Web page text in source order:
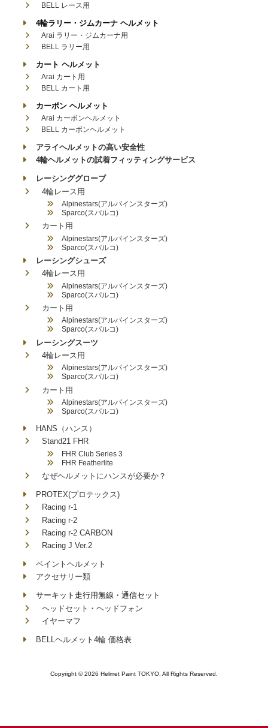
BELL レース用
4輪ラリー・ジムカーナ ヘルメット
Arai ラリー・ジムカーナ用
BELL ラリー用
カート ヘルメット
Arai カート用
BELL カート用
カーボン ヘルメット
Arai カーボンヘルメット
BELL カーボンヘルメット
アライヘルメットの高い安全性
4輪ヘルメットの試着フィッティングサービス
レーシンググローブ
4輪レース用
Alpinestars(アルパインスターズ)
Sparco(スパルコ)
カート用
Alpinestars(アルパインスターズ)
Sparco(スパルコ)
レーシングシューズ
4輪レース用
Alpinestars(アルパインスターズ)
Sparco(スパルコ)
カート用
Alpinestars(アルパインスターズ)
Sparco(スパルコ)
レーシングスーツ
4輪レース用
Alpinestars(アルパインスターズ)
Sparco(スパルコ)
カート用
Alpinestars(アルパインスターズ)
Sparco(スパルコ)
HANS（ハンス）
Stand21 FHR
FHR Club Series 3
FHR Featherlite
なぜヘルメットにハンスが必要か？
PROTEX(プロテックス)
Racing r-1
Racing r-2
Racing r-2 CARBON
Racing J Ver.2
ペイントヘルメット
アクセサリー類
サーキット走行用無線・通信セット
ヘッドセット・ヘッドフォン
イヤーマフ
BELLヘルメット4輪 価格表
Copyright © 2026 Helmet Paint TOKYO, All Rights Reserved.